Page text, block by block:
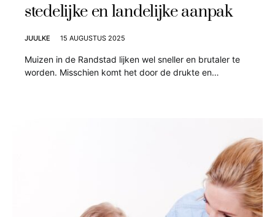
stedelijke en landelijke aanpak
JUULKE 15 AUGUSTUS 2025
Muizen in de Randstad lijken wel sneller en brutaler te
worden. Misschien komt het door de drukte en…